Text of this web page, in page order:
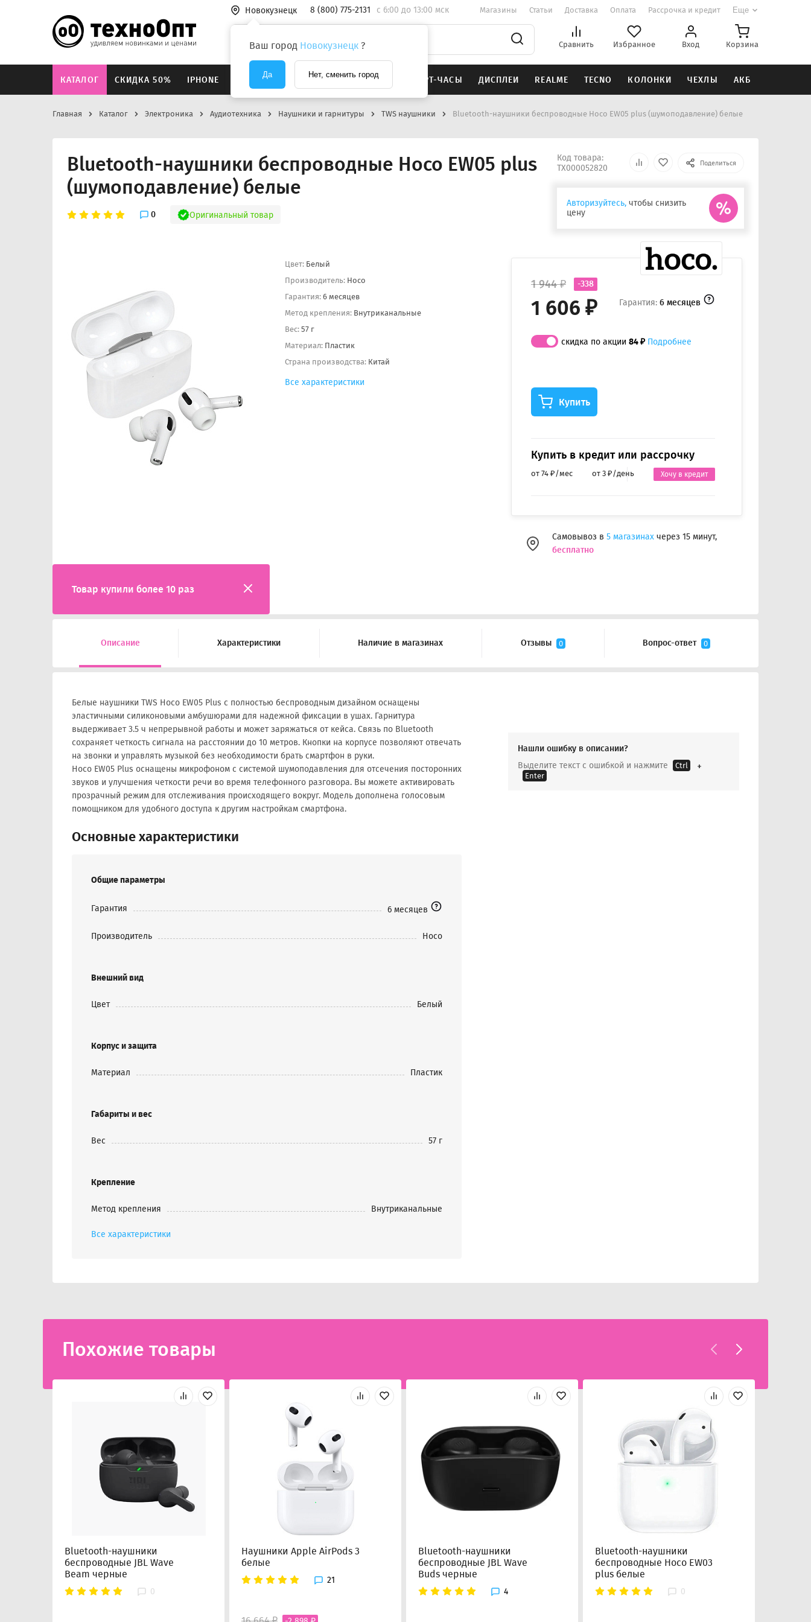
Новокузнецк
Ваш город Новокузнецк ?
Да Нет, сменить город
8 (800) 775-2131 c 6:00 до 13:00 мск Магазины Статьи Доставка Оплата Рассрочка и кредит Еще
Сравнить Избранное Вход Корзина
КАТАЛОГ СКИДКА 50% IPHONE XIAOMI SAMSUNG НАУШНИКИ СМАРТ-ЧАСЫ ДИСПЛЕИ REALME TECNO КОЛОНКИ ЧЕХЛЫ АКБ
Главная Каталог Электроника Аудиотехника Наушники и гарнитуры TWS наушники Bluetooth-наушники беспроводные Hoco EW05 plus (шумоподавление) белые
Bluetooth-наушники беспроводные Hoco EW05 plus
(шумоподавление) белые
0 Оригинальный товар
Код товара:
ТХ000052820
Поделиться
Авторизуйтесь, чтобы снизить
цену
Цвет: Белый
Производитель: Hoco
Гарантия: 6 месяцев
Метод крепления: Внутриканальные
Вес: 57 г
Материал: Пластик
Страна производства: Китай
Все характеристики
-338
1 944 ₽
1 606 ₽ Гарантия: 6 месяцев
скидка по акции 84 ₽ Подробнее
Купить
Купить в кредит или рассрочку
от 74 ₽/мес от 3 ₽/день Хочу в кредит
Самовывоз в 5 магазинах через 15 минут,
бесплатно
Товар купили более 10 раз
Описание Характеристики Наличие в магазинах Отзывы 0 Вопрос-ответ 0
Белые наушники TWS Hoco EW05 Plus с полностью беспроводным дизайном оснащены
эластичными силиконовыми амбушюрами для надежной фиксации в ушах. Гарнитура
выдерживает 3.5 ч непрерывной работы и может заряжаться от кейса. Связь по Bluetooth
сохраняет четкость сигнала на расстоянии до 10 метров. Кнопки на корпусе позволяют отвечать
на звонки и управлять музыкой без необходимости брать смартфон в руки.
Hoco EW05 Plus оснащены микрофоном с системой шумоподавления для отсечения посторонних
звуков и улучшения четкости речи во время телефонного разговора. Вы можете активировать
прозрачный режим для отслеживания происходящего вокруг. Модель дополнена голосовым
помощником для удобного доступа к другим настройкам смартфона.
Основные характеристики
Общие параметры
Гарантия 6 месяцев
Производитель Hoco
Внешний вид
Цвет Белый
Корпус и защита
Материал Пластик
Габариты и вес
Вес 57 г
Крепление
Метод крепления Внутриканальные
Все характеристики
Нашли ошибку в описании?
Выделите текст с ошибкой и нажмите
Ctrl
Enter
Похожие товары
Bluetooth-наушники
беспроводные JBL Wave
Beam черные
0
Наушники Apple AirPods 3
белые
21
Bluetooth-наушники
беспроводные JBL Wave
Buds черные
4
Bluetooth-наушники
беспроводные Hoco EW03
plus белые
0